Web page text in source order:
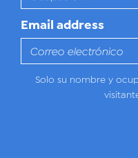
Email address
Solo su nombre y